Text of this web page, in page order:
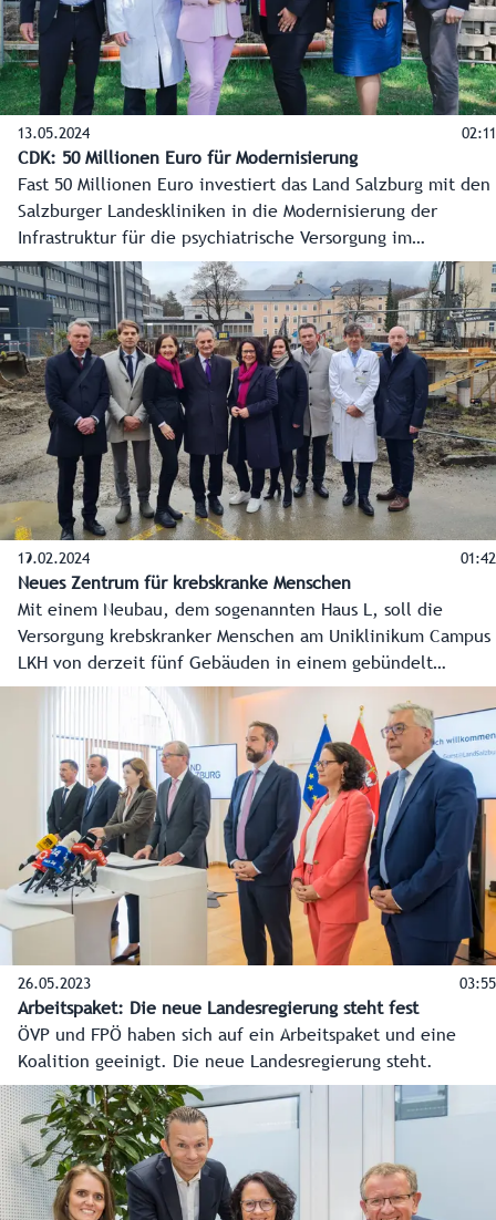
13.05.2024 02:11
CDK: 50 Millionen Euro für Modernisierung
Fast 50 Millionen Euro investiert das Land Salzburg mit den
Salzburger Landeskliniken in die Modernisierung der
Infrastruktur für die psychiatrische Versorgung im
Bundesland. Am Universitätsklinikum Campus Christian-
Doppler-Klinik wird ab August 2024 ein neues Gebäude für
die Psychiatrie entstehen. Weitere Gebäude werden in den
nächsten Jahren errichtet.
19.02.2024 01:42
Neues Zentrum für krebskranke Menschen
Mit einem Neubau, dem sogenannten Haus L, soll die
Versorgung krebskranker Menschen am Uniklinikum Campus
LKH von derzeit fünf Gebäuden in einem gebündelt
werden. Das Land investiert dafür 80 Millionen Euro. Am
19. Februar war offizieller Baustart, Anfang 2027 wird es in
Betrieb gehen.
26.05.2023 03:55
Arbeitspaket: Die neue Landesregierung steht fest
ÖVP und FPÖ haben sich auf ein Arbeitspaket und eine
Koalition geeinigt. Die neue Landesregierung steht.